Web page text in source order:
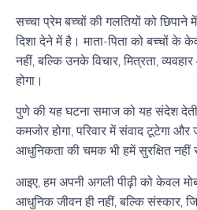
सच्चा प्रेम बच्चों की गलतियों को छिपाने
दिशा देने में है। माता-पिता को बच्चों के
नहीं, बल्कि उनके विचार, मित्रता,
होगा।
पुणे की यह घटना समाज को यह संदेश देती
कमजोर होगा, परिवार में संवाद टूटेगा
आधुनिकता की चमक भी हमें सुरक्षित नहीं
आइए, हम अपनी अगली पीढ़ी को केवल
आधुनिक जीवन ही नहीं, बल्कि संस्कार,